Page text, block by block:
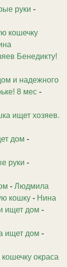
руки -
кошечку
Бенедикту!
и надежного
8 мес -
ищет хозяев.
дом -
руки -
- Людмила
кошку - Нина
ищет дом -
ищет дом -
окраса